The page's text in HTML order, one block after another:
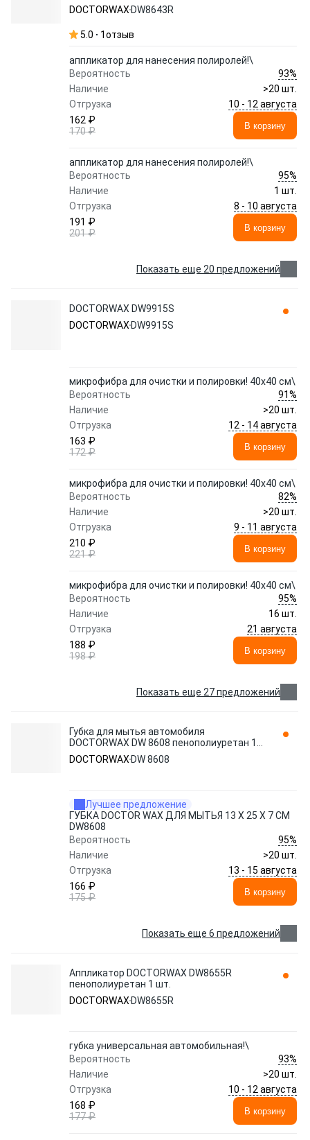
DOCTORWAX DW8643R
5.0 1отзыв
аппликатор для нанесения полиролей!\
Вероятность
93%
Наличие
>20 шт.
Отгрузка
10 - 12 августа
162 ₽
170 ₽
В корзину
аппликатор для нанесения полиролей!\
Вероятность
95%
Наличие
1 шт.
Отгрузка
8 - 10 августа
191 ₽
201 ₽
В корзину
Показать еще 20 предложений
DOCTORWAX DW9915S
DOCTORWAX DW9915S
микрофибра для очистки и полировки! 40x40 см\
Вероятность
91%
Наличие
>20 шт.
Отгрузка
12 - 14 августа
163 ₽
172 ₽
В корзину
микрофибра для очистки и полировки! 40x40 см\
Вероятность
82%
Наличие
>20 шт.
Отгрузка
9 - 11 августа
210 ₽
221 ₽
В корзину
микрофибра для очистки и полировки! 40x40 см\
Вероятность
95%
Наличие
16 шт.
Отгрузка
21 августа
188 ₽
198 ₽
В корзину
Показать еще 27 предложений
Губка для мытья автомобиля
DOCTORWAX DW 8608 пенополиуретан 1
шт.
DOCTORWAX DW 8608
Лучшее предложение
ГУБКА DOCTOR WAX ДЛЯ МЫТЬЯ 13 Х 25 Х 7 СМ
DW8608
Вероятность
95%
Наличие
>20 шт.
Отгрузка
13 - 15 августа
166 ₽
175 ₽
В корзину
Показать еще 6 предложений
Аппликатор DOCTORWAX DW8655R
пенополиуретан 1 шт.
DOCTORWAX DW8655R
губка универсальная автомобильная!\
Вероятность
93%
Наличие
>20 шт.
Отгрузка
10 - 12 августа
168 ₽
177 ₽
В корзину